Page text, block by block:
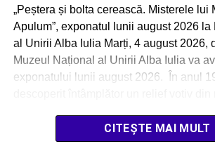
„Peștera și bolta cerească. Misterele lui
Apulum”, exponatul lunii august 2026 la
al Unirii Alba Iulia Marți, 4 august 2026,
Muzeul Național al Unirii Alba Iulia va
exponatului lunii august 2026. În anul
CITEȘTE MAI MULT